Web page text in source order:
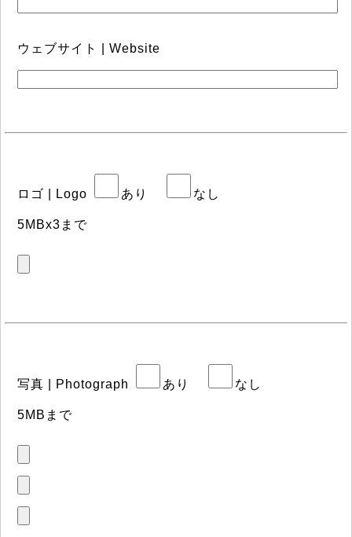
ウェブサイト | Website
ロゴ | Logo あり なし
5MBx3まで
写真 | Photograph あり なし
5MBまで